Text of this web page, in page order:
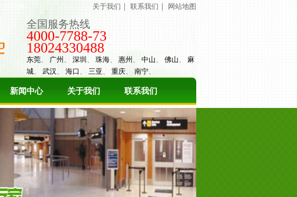
关于我们 ｜ 联系我们 ｜ 网站地图
全国服务热线
4000-7788-73
18024330488
东莞、 广州 、 深圳 、 珠海、 惠州 、 中山、 佛山、 麻
城、 武汉、 海口 、 三亚、 重庆、 南宁、
新闻中心 关于我们 联系我们